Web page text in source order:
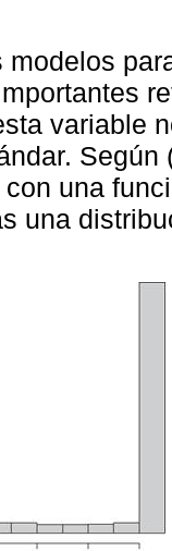
modelos
variable
una
una